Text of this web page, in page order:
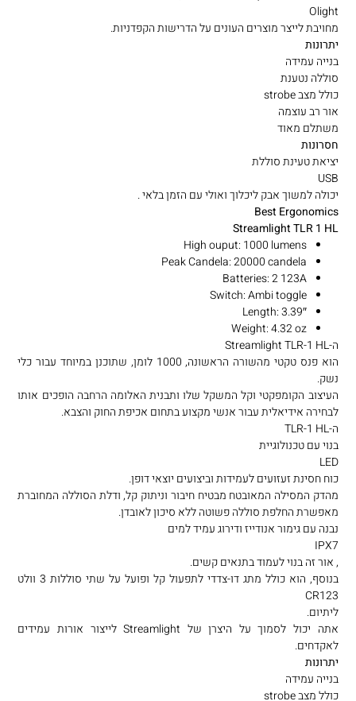
Olight
מחויבת לייצר מוצרים העונים על הדרישות הקפדניות.
יתרונות
בנייה עמידה
סוללה נטענת
כולל מצב strobe
אור רב עוצמה
משתלם מאוד
חסרונות
יציאת טעינת סוללת
USB
יכולה למשוך אבק ליכלוך ואולי עם הזמן בלאי .
Best Ergonomics
Streamlight TLR 1 HL
High ouput: 1000 lumens
Peak Candela: 20000 candela
Batteries: 2 123A
Switch: Ambi toggle
Length: 3.39″
Weight: 4.32 oz
ה-Streamlight TLR-1 HL
הוא פנס טקטי מהשורה הראשונה, 1000 לומן, שתוכנן במיוחד עבור כלי
נשק.
העיצוב הקומפקטי וקל המשקל שלו ותבנית האלומה הרחבה הופכים אותו
לבחירה אידיאלית עבור אנשי מקצוע בתחום אכיפת החוק והצבא.
ה-TLR-1 HL
בנוי עם טכנולוגיית
LED
כוח חסינת זעזועים לעמידות וביצועים יוצאי דופן.
מהדק המסילה המאובטח מבטיח חיבור וניתוק קל, ודלת הסוללה המחוברת
מאפשרת החלפת סוללה פשוטה ללא סיכון לאובדן.
נבנה עם גימור אנודייז ודירוג עמיד למים
IPX7
, אור זה בנוי לעמוד בתנאים קשים.
בנוסף, הוא כולל מתג דו-צדדי לתפעול קל ופועל על שתי סוללות 3 וולט
CR123
ליתיום.
אתה יכול לסמוך על היצרן של Streamlight לייצור אורות עמידים
לאקדחים.
יתרונות
בנייה עמידה
כולל מצב strobe